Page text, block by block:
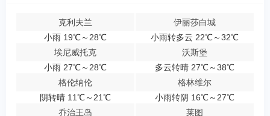
克利夫兰
小雨 19℃～28℃
伊丽莎白城
小雨转多云 22℃～32℃
埃尼威托克
小雨 27℃～28℃
沃斯堡
多云转晴 27℃～38℃
格伦纳伦
阴转晴 11℃～21℃
格林维尔
小雨转阴 16℃～27℃
乔治王岛
莱图